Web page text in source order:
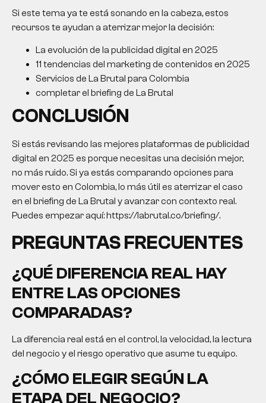
Si este tema ya te está sonando en la cabeza, estos
recursos te ayudan a aterrizar mejor la decisión:
La evolución de la publicidad digital en 2025
11 tendencias del marketing de contenidos en 2025
Servicios de La Brutal para Colombia
completar el briefing de La Brutal
CONCLUSIÓN
Si estás revisando las mejores plataformas de publicidad
digital en 2025 es porque necesitas una decisión mejor,
no más ruido. Si ya estás comparando opciones para
mover esto en Colombia, lo más útil es aterrizar el caso
en el briefing de La Brutal y avanzar con contexto real.
Puedes empezar aquí: https://labrutal.co/briefing/.
PREGUNTAS FRECUENTES
¿QUÉ DIFERENCIA REAL HAY
ENTRE LAS OPCIONES
COMPARADAS?
La diferencia real está en el control, la velocidad, la lectura
del negocio y el riesgo operativo que asume tu equipo.
¿CÓMO ELEGIR SEGÚN LA
ETAPA DEL NEGOCIO?